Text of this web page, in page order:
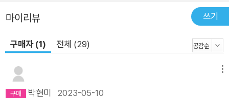
한층 재미있게 즐길 수 있도록, 혹시라도 겪었을 나쁜 하루의 속
상함을 시원하게 털어낼 수 있도록.
마이리뷰 쓰기
구매자 (1) 전체 (29)
박현미 2023-05-10